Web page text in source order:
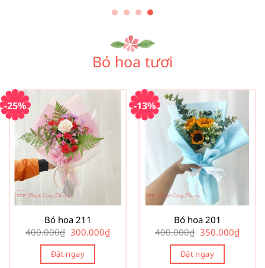
Bó hoa tươi
-25%
Bó hoa 211
400.000₫ Giá
gốc
là:
400.000₫.
300.000₫Giá
hiện
Đặt ngay
-13%
Bó hoa 201
400.000₫ Giá
gốc
là:
400.000₫.
350.000₫Giá
hiện
Đặt ngay